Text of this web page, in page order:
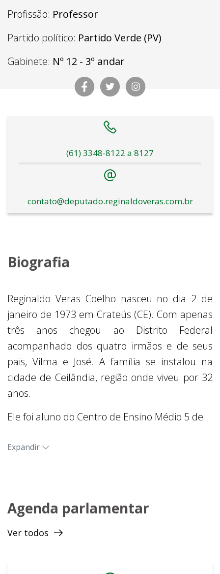
Profissão: Professor
Partido político: Partido Verde (PV)
Gabinete: Nº 12 - 3º andar
(61) 3348-8122 a 8127
contato@deputado.reginaldoveras.com.br
Biografia
Reginaldo Veras Coelho nasceu no dia 2 de
janeiro de 1973 em Crateús (CE). Com apenas
três anos chegou ao Distrito Federal
acompanhado dos quatro irmãos e de seus
pais, Vilma e José. A família se instalou na
cidade de Ceilândia, região onde viveu por 32
anos.
Ele foi aluno do Centro de Ensino Médio 5 de
também o Centro de Línguas de Ceilândia
Em 1991 ingressou na Universidade de
Brasília (UnB) no curso de Licenciatura em
Expandir
Agenda parlamentar
Ver todos